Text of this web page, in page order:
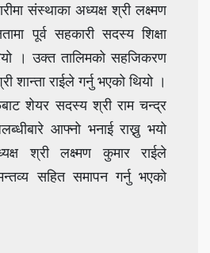
संस्थाका अध्यक्ष श्री लक्ष्मण
पूर्व सहकारी सदस्य शिक्षा
। उक्त तालिमको सहजिकरण
शान्ता राईले गर्नु भएको थियो ।
शेयर सदस्य श्री राम चन्द्र
आफ्नो भनाई राख्नु भयो
श्री लक्ष्मण कुमार राईले
सहित समापन गर्नु भएको